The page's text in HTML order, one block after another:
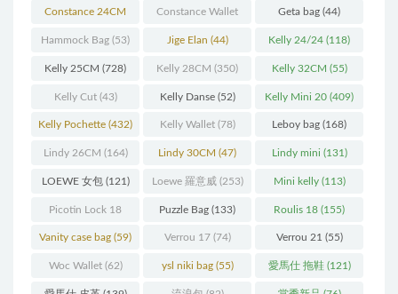
(93) (571)
Constance 24CM
(216)
Constance Wallet
(60)
Geta bag (44)
Hammock Bag (53) Jige Elan (44) Kelly 24/24 (118)
Kelly 25CM (728) Kelly 28CM (350) Kelly 32CM (55)
Kelly Cut(43) Kelly Danse(52) Kelly Mini 20 (409)
Kelly Pochette (432) Kelly Wallet(78) Leboy bag (168)
Lindy 26CM (164) Lindy 30CM (47) Lindy mini (131)
LOEWE 女包(121) Loewe 羅意威(253) Mini kelly(113)
Picotin Lock 18
(202)
Puzzle Bag (133) Roulis 18 (155)
Vanity case bag (59) Verrou 17(74) Verrou 21 (55)
Woc Wallet(62) ysl niki bag(55) 愛馬仕 拖鞋(121)